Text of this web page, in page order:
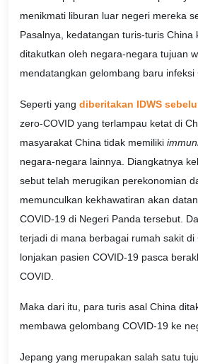
menikmati liburan luar negeri mereka
Pasalnya, kedatangan turis-turis China
ditakutkan oleh negara-negara tujuan
mendatangkan gelombang baru infeksi
Seperti yang diberitakan IDWS
zero-COVID yang terlampau ketat di
masyarakat China tidak memiliki
negara-negara lainnya. Diangkatnya
sebut telah merugikan perekonomian
memunculkan kekhawatiran akan
COVID-19 di Negeri Panda tersebut.
terjadi di mana berbagai rumah sakit di
lonjakan pasien COVID-19 pasca
COVID.
Maka dari itu, para turis asal China
membawa gelombang COVID-19 ke
Jepang yang merupakan salah satu